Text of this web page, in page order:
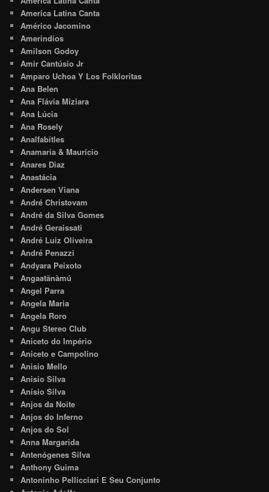
America Latina Canta
Américo Jacomino
Amerindios
Amilson Godoy
Amir Cantúsio Jr
Amparo Uchoa Y Los Folkloritas
Ana Belen
Ana Flávia Miziara
Ana Lúcia
Ana Rosely
Analfabitles
Anamaria & Maurício
Anares Diaz
Anastácia
Andersen Viana
André Christovam
André da Silva Gomes
André Geraissati
André Luiz Oliveira
André Penazzi
Andyara Peixoto
Angaatãnàmú
Angel Parra
Angela Maria
Angela Roro
Angu Stereo Club
Aniceto do Império
Aniceto e Campolino
Anisio Mello
Anisio Silva
Anísio Silva
Anjos da Noite
Anjos do Inferno
Anjos do Sol
Anna Margarida
Antenógenes Silva
Anthony Guima
Antoninho Pellicciari E Seu Conjunto